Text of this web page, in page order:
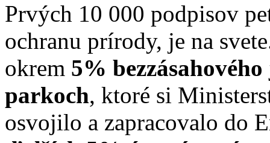
Prvých 10 000 podpisov
ochranu prírody, je na
okrem 5%
parkoch, ktoré si
osvojilo a zapracovalo do